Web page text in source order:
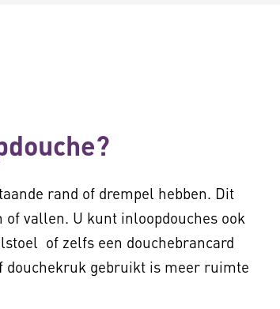
rand of drempel hebben. Dit
vallen. U kunt inloopdouches ook
of zelfs een douchebrancard
douchekruk gebruikt is meer ruimte